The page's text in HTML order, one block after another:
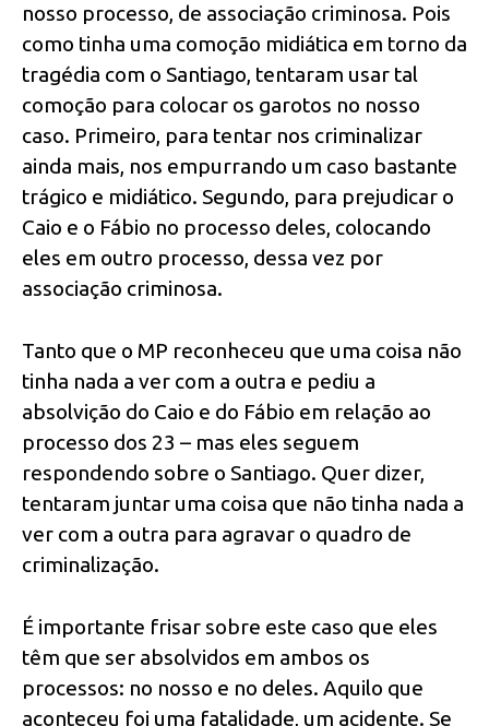
nosso processo, de associação criminosa. Pois
como tinha uma comoção midiática em torno da
tragédia com o Santiago, tentaram usar tal
comoção para colocar os garotos no nosso
caso. Primeiro, para tentar nos criminalizar
ainda mais, nos empurrando um caso bastante
trágico e midiático. Segundo, para prejudicar o
Caio e o Fábio no processo deles, colocando
eles em outro processo, dessa vez por
associação criminosa.
Tanto que o MP reconheceu que uma coisa não
tinha nada a ver com a outra e pediu a
absolvição do Caio e do Fábio em relação ao
processo dos 23 – mas eles seguem
respondendo sobre o Santiago. Quer dizer,
tentaram juntar uma coisa que não tinha nada a
ver com a outra para agravar o quadro de
criminalização.
É importante frisar sobre este caso que eles
têm que ser absolvidos em ambos os
processos: no nosso e no deles. Aquilo que
aconteceu foi uma fatalidade, um acidente. Se